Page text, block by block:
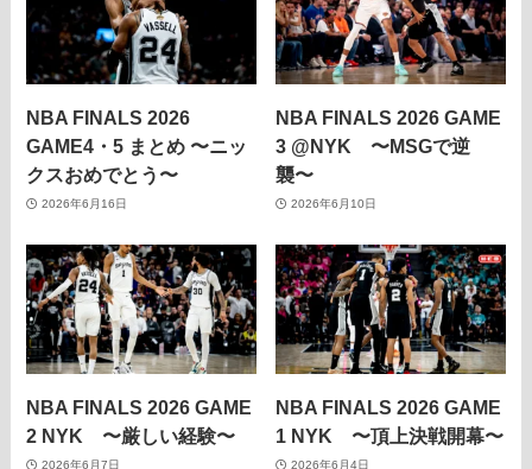
NBA FINALS 2026
GAME4・5 まとめ 〜ニッ
クスおめでとう〜
2026年6月16日
NBA FINALS 2026 GAME
3 @NYK 〜MSGで逆
襲〜
2026年6月10日
NBA FINALS 2026 GAME
2 NYK 〜厳しい経験〜
2026年6月7日
NBA FINALS 2026 GAME
1 NYK 〜頂上決戦開幕〜
2026年6月4日